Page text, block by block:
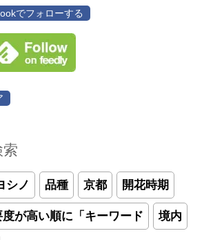
でフォローする
シノ 品種 京都 開花時期
が高い順に「キーワード 境内